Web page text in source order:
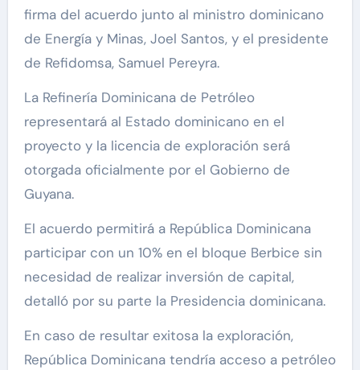
firma del acuerdo junto al ministro dominicano
de Energía y Minas, Joel Santos, y el presidente
de Refidomsa, Samuel Pereyra.
La Refinería Dominicana de Petróleo
representará al Estado dominicano en el
proyecto y la licencia de exploración será
otorgada oficialmente por el Gobierno de
Guyana.
El acuerdo permitirá a República Dominicana
participar con un 10% en el bloque Berbice sin
necesidad de realizar inversión de capital,
detalló por su parte la Presidencia dominicana.
En caso de resultar exitosa la exploración,
República Dominicana tendría acceso a petróleo